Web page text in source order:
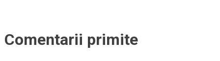
Comentarii primite